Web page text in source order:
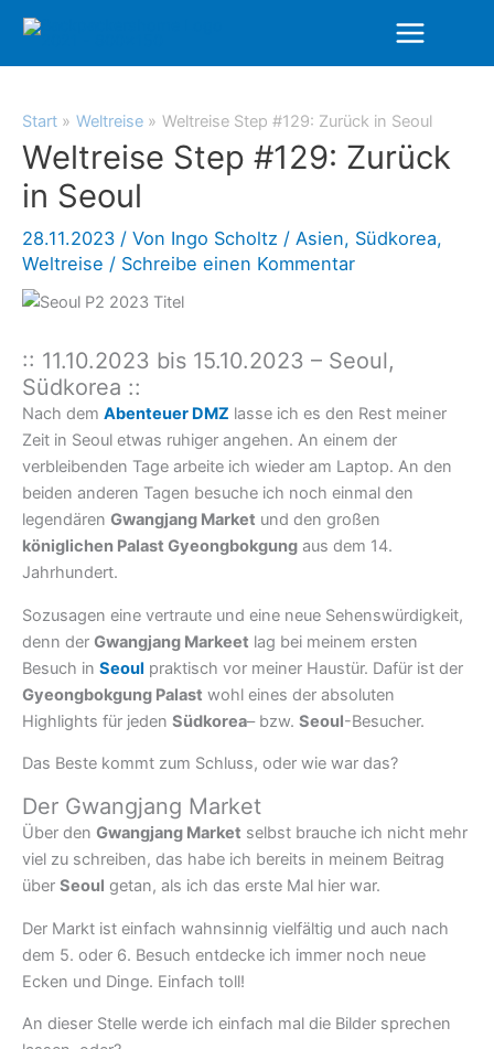
Inhalt
springen
Start Weltreise Weltreise Step #129: Zurück in Seoul
Weltreise Step #129: Zurück
in Seoul
28.11.2023 / Von Ingo Scholtz / Asien, Südkorea,
Weltreise / Schreibe einen Kommentar
:: 11.10.2023 bis 15.10.2023 – Seoul,
Südkorea ::
Nach dem Abenteuer DMZ lasse ich es den Rest meiner
Zeit in Seoul etwas ruhiger angehen. An einem der
verbleibenden Tage arbeite ich wieder am Laptop. An den
beiden anderen Tagen besuche ich noch einmal den
legendären Gwangjang Market und den großen
königlichen Palast Gyeongbokgung aus dem 14.
Jahrhundert.
Sozusagen eine vertraute und eine neue Sehenswürdigkeit,
denn der Gwangjang Markeet lag bei meinem ersten
Besuch in Seoul praktisch vor meiner Haustür. Dafür ist der
Gyeongbokgung Palast wohl eines der absoluten
Highlights für jeden Südkorea– bzw. Seoul-Besucher.
Das Beste kommt zum Schluss, oder wie war das?
Der Gwangjang Market
Über den Gwangjang Market selbst brauche ich nicht mehr
viel zu schreiben, das habe ich bereits in meinem Beitrag
über Seoul getan, als ich das erste Mal hier war.
Der Markt ist einfach wahnsinnig vielfältig und auch nach
dem 5. oder 6. Besuch entdecke ich immer noch neue
Ecken und Dinge. Einfach toll!
An dieser Stelle werde ich einfach mal die Bilder sprechen